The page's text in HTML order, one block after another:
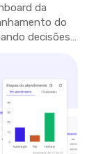
da
do
decisões